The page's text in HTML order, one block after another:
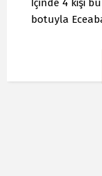
İçinde 4 kişi
botuyla